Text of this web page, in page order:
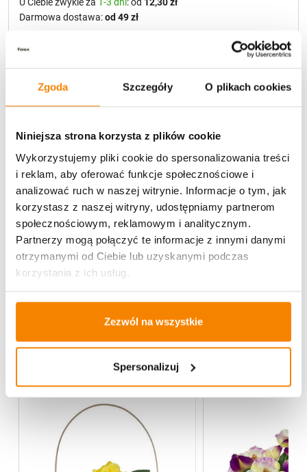
Zgoda Szczegóły O plikach cookies
Niniejsza strona korzysta z plików cookie
Wykorzystujemy pliki cookie do spersonalizowania treści
i reklam, aby oferować funkcje społecznościowe i
analizować ruch w naszej witrynie. Informacje o tym, jak
korzystasz z naszej witryny, udostępniamy partnerom
społecznościowym, reklamowym i analitycznym.
Partnerzy mogą połączyć te informacje z innymi danymi
otrzymanymi od Ciebie lub uzyskanymi podczas
korzystania z ich usług.
Zezwól na wszystkie
Spersonalizuj
Potrzebujesz większą ilość? Zapraszamy do naszej
hurtowniiPrzejdź do hurtowni B2B
Darmowa dostawa:od 49 zł
Specyfikacja
Więcej z kategorii Kwiaty sztuczne